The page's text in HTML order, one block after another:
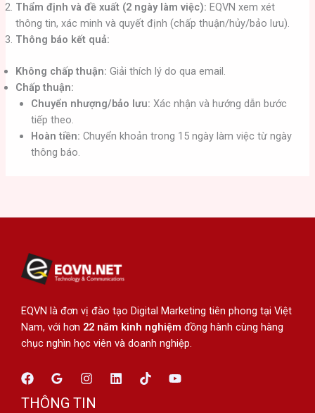
Thẩm định và đề xuất (2 ngày làm việc): EQVN xem xét
thông tin, xác minh và quyết định (chấp thuận/hủy/bảo lưu).
Thông báo kết quả:
Không chấp thuận: Giải thích lý do qua email.
Chấp thuận:
Chuyển nhượng/bảo lưu: Xác nhận và hướng dẫn bước
tiếp theo.
Hoàn tiền: Chuyển khoản trong 15 ngày làm việc từ ngày
thông báo.
EQVN là đơn vị đào tạo Digital Marketing tiên phong tại Việt
Nam, với hơn 22 năm kinh nghiệm đồng hành cùng hàng
chục nghìn học viên và doanh nghiệp.
THÔNG TIN